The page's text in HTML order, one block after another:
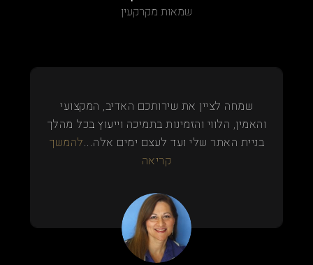
שמאות מקרקעין
שמחה לציין את שירותכם האדיב, המקצועי
והאמין, הלווי והזמינות בתמיכה וייעוץ בכל מהלך
בניית האתר שלי ועד לעצם ימים אלה...להמשך
קריאה